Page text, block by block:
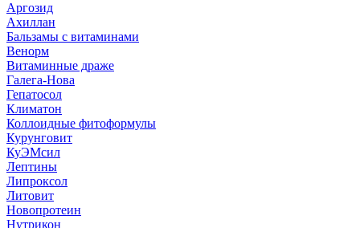
Аргозид
Ахиллан
Бальзамы с витаминами
Венорм
Витаминные драже
Галега-Нова
Гепатосол
Климатон
Коллоидные фитоформулы
Курунговит
КуЭМсил
Лептины
Липроксол
Литовит
Новопротеин
Нутрикон